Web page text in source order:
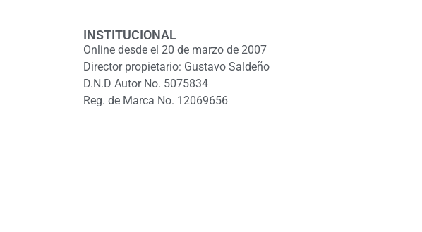
INSTITUCIONAL
Online desde el 20 de marzo de 2007
Director propietario: Gustavo Saldeño
D.N.D Autor No. 5075834
Reg. de Marca No. 12069656